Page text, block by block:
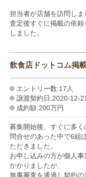
担当者が店舗を訪問しま
査定後すぐに掲載の依
しました。
飲食店ドットコム掲
エントリー数:17人
譲渡契約日:2020-12-21
成約額:200万円
募集開始後、すぐに多く
問合せのあった中で6組
ただきました。
お申し込みの方が個人
かかりましたが、
無事審査を通過し契約の